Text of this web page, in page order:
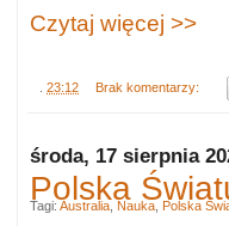
Czytaj więcej >>
23:12 Brak komentarzy:
środa, 17 sierpnia
Polska
Tagi: Australia Nauka Polska